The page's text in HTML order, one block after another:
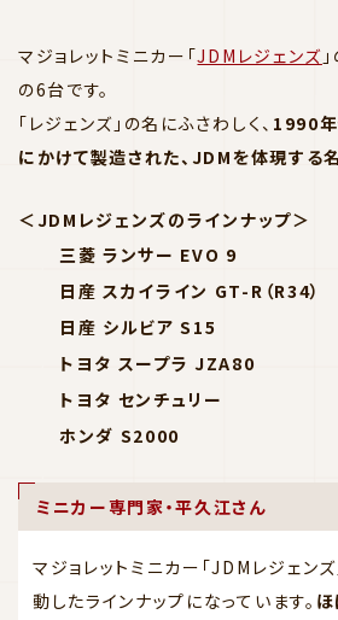
マジョレットミニカー「JDMレジェンズ
の6台です。
「レジェンズ」の名にふさわしく、 1990
にかけて製造された、JDMを体現する
＜JDMレジェンズのラインナップ＞
三菱 ランサー EVO 9
日産 スカイライン GT-R（R34）
日産 シルビア S15
トヨタ スープラ JZA80
トヨタ センチュリー
ホンダ S2000
ミニカー専門家・平久江さん
マジョレットミニカー「JDMレジェン
動したラインナップになっています。